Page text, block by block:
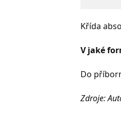
Křída
V jaké
Do
Zdroje: